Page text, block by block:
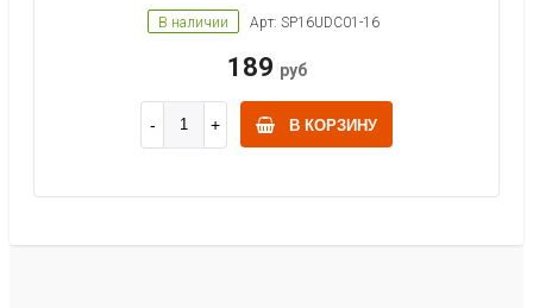
В наличии Арт: SP16UDC01-16
189 руб
В КОРЗИНУ